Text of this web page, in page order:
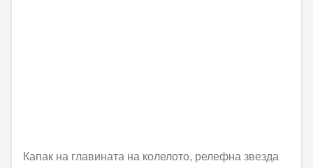
Капак на главината на колелото, релефна звезда